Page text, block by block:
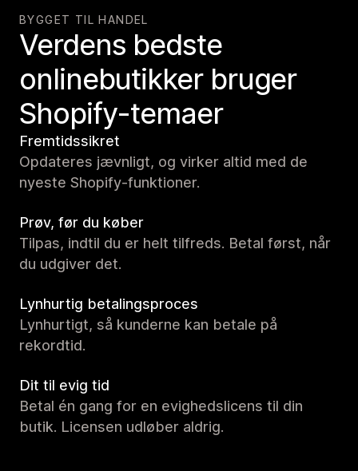
BYGGET TIL HANDEL
Verdens bedste
onlinebutikker bruger
Shopify-temaer
Fremtidssikret
Opdateres jævnligt, og virker altid med de
nyeste Shopify-funktioner.
Prøv, før du køber
Tilpas, indtil du er helt tilfreds. Betal først, når
du udgiver det.
Lynhurtig betalingsproces
Lynhurtigt, så kunderne kan betale på
rekordtid.
Dit til evig tid
Betal én gang for en evighedslicens til din
butik. Licensen udløber aldrig.